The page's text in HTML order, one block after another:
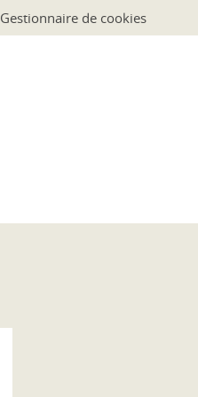
Gestionnaire de cookies